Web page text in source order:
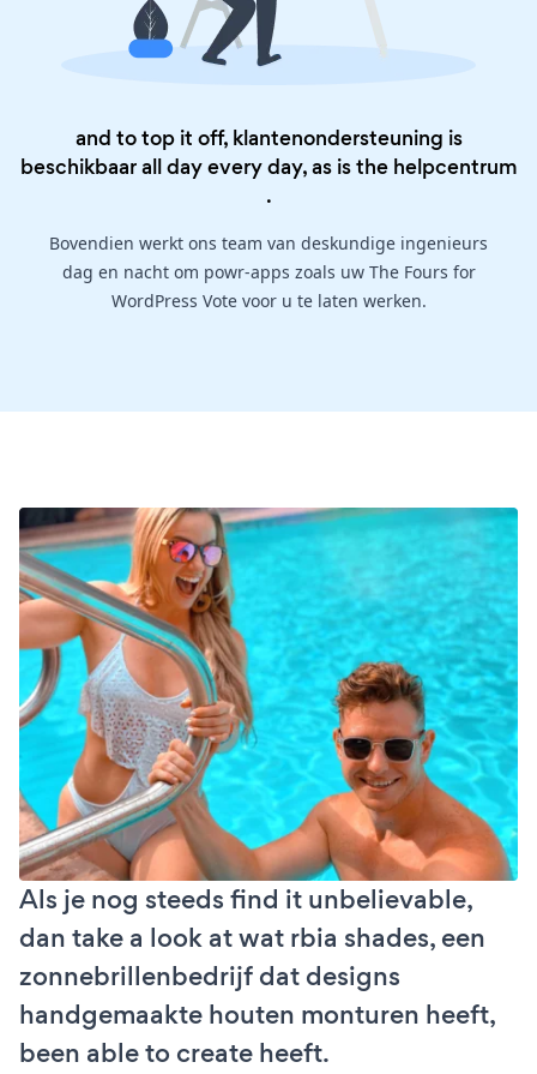
and to top it off, klantenondersteuning is
beschikbaar all day every day, as is the helpcentrum
.
Bovendien werkt ons team van deskundige ingenieurs
dag en nacht om powr-apps zoals uw The Fours for
WordPress Vote voor u te laten werken.
Als je nog steeds find it unbelievable,
dan take a look at wat rbia shades, een
zonnebrillenbedrijf dat designs
handgemaakte houten monturen heeft,
been able to create heeft.